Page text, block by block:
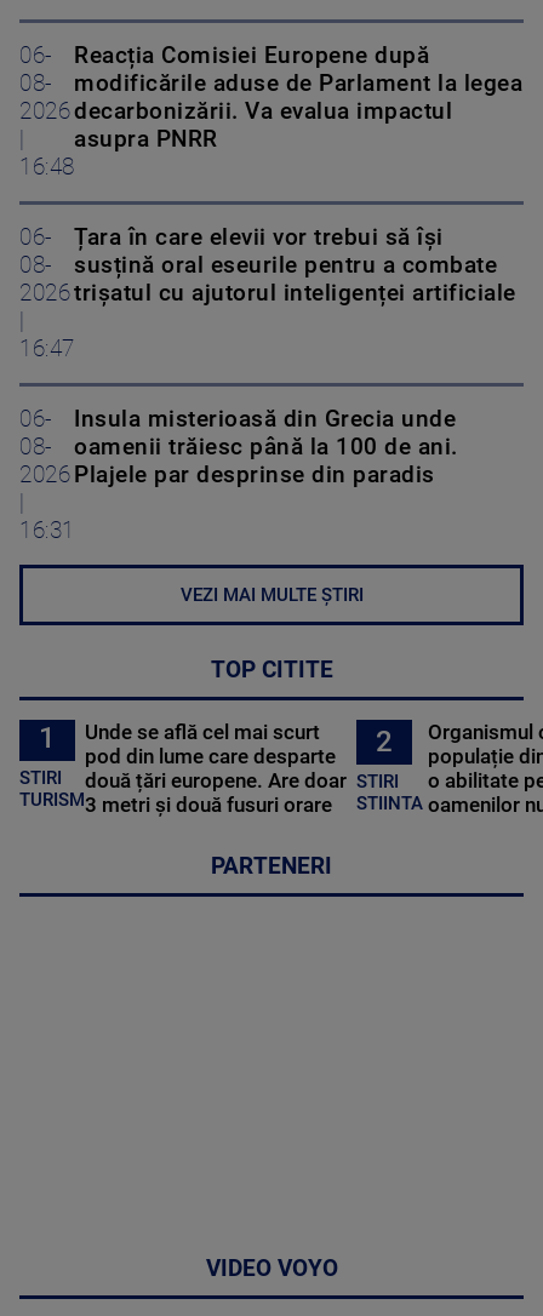
06-
08-
2026
|
16:48
Reacția Comisiei Europene după
modificările aduse de Parlament la legea
decarbonizării. Va evalua impactul
asupra PNRR
06-
08-
2026
|
16:47
Țara în care elevii vor trebui să își
susțină oral eseurile pentru a combate
trișatul cu ajutorul inteligenței artificiale
06-
08-
2026
|
16:31
Insula misterioasă din Grecia unde
oamenii trăiesc până la 100 de ani.
Plajele par desprinse din paradis
VEZI MAI MULTE ȘTIRI
TOP CITITE
1
STIRI
TURISM
Unde se află cel mai scurt
pod din lume care desparte
două țări europene. Are doar
3 metri și două fusuri orare
2
STIRI
STIINTA
Organismul
populație
o abilitate
oamenilor
PARTENERI
VIDEO VOYO